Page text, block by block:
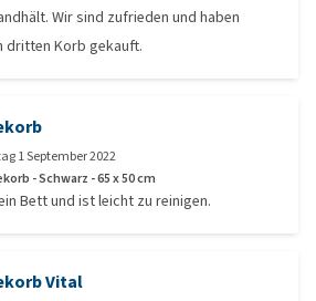
Wir sind zufrieden und haben
dritten Korb gekauft.
1 September 2022
- Schwarz - 65 x 50 cm
Bett und ist leicht zu reinigen.
Vital